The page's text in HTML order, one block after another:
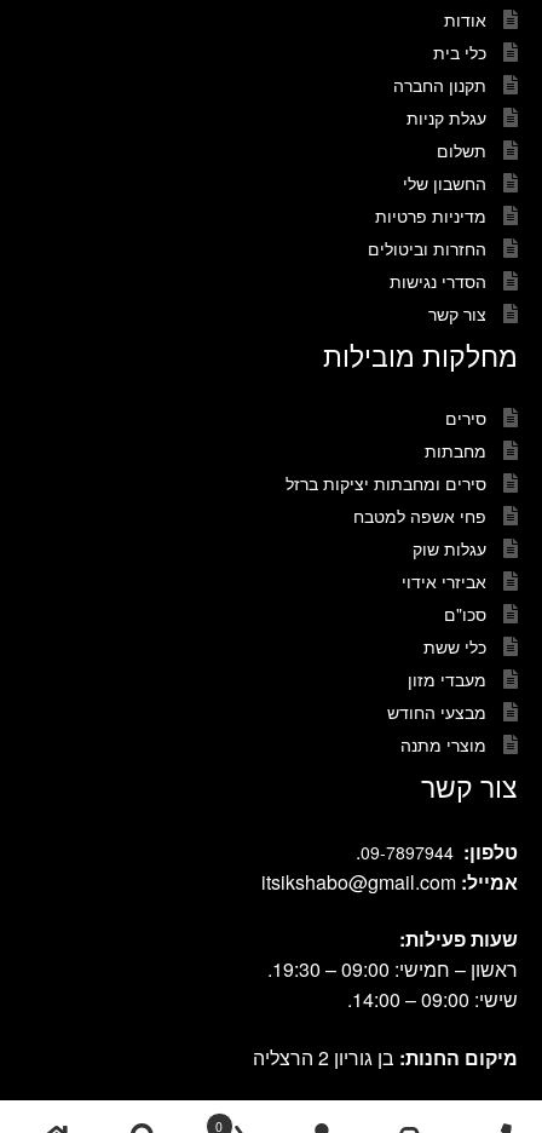
אודות
כלי בית
תקנון החברה
עגלת קניות
תשלום
החשבון שלי
מדיניות פרטיות
החזרות וביטולים
הסדרי נגישות
צור קשר
מחלקות מובילות
סירים
מחבתות
סירים ומחבתות יציקות ברזל
פחי אשפה למטבח
עגלות שוק
אביזרי אידוי
סכו"ם
כלי ששת
מעבדי מזון
מבצעי החודש
מוצרי מתנה
צור קשר
טלפון: 09-7897944
.
אמייל: itsikshabo@gmail.com
שעות פעילות:
ראשון – חמישי: 09:00 – 19:30.
שישי: 09:00 – 14:00.
מיקום החנות: בן גוריון 2 הרצליה
0